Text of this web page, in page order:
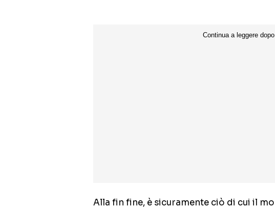
Alla fin fine, è sicuramente ciò di cui il